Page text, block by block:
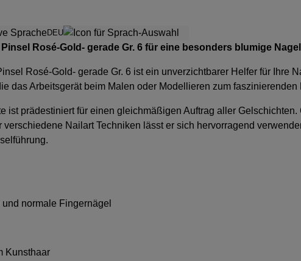
DEU
Rosé-Gold- gerade Gr. 6 für eine besonders blumige
Rosé-Gold- gerade Gr. 6 ist ein unverzichtbarer Helfer für Ihre
das Arbeitsgerät beim Malen oder Modellieren zum faszinierenden
ist prädestiniert für einen gleichmäßigen Auftrag aller
verschiedene Nailart Techniken lässt er sich hervorragend
normale Fingernägel
Kunsthaar